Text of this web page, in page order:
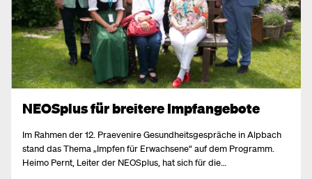
NEOSplus für breitere Impfangebote
Im Rahmen der 12. Praevenire Gesundheitsgespräche in Alpbach
stand das Thema „Impfen für Erwachsene“ auf dem Programm.
Heimo Pernt, Leiter der NEOSplus, hat sich für die